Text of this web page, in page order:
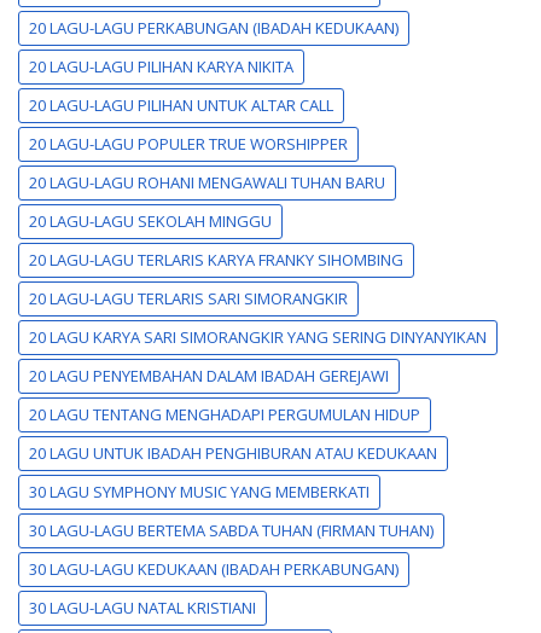
20 LAGU-LAGU PERKABUNGAN (IBADAH KEDUKAAN)
20 LAGU-LAGU PILIHAN KARYA NIKITA
20 LAGU-LAGU PILIHAN UNTUK ALTAR CALL
20 LAGU-LAGU POPULER TRUE WORSHIPPER
20 LAGU-LAGU ROHANI MENGAWALI TUHAN BARU
20 LAGU-LAGU SEKOLAH MINGGU
20 LAGU-LAGU TERLARIS KARYA FRANKY SIHOMBING
20 LAGU-LAGU TERLARIS SARI SIMORANGKIR
20 LAGU KARYA SARI SIMORANGKIR YANG SERING DINYANYIKAN
20 LAGU PENYEMBAHAN DALAM IBADAH GEREJAWI
20 LAGU TENTANG MENGHADAPI PERGUMULAN HIDUP
20 LAGU UNTUK IBADAH PENGHIBURAN ATAU KEDUKAAN
30 LAGU SYMPHONY MUSIC YANG MEMBERKATI
30 LAGU-LAGU BERTEMA SABDA TUHAN (FIRMAN TUHAN)
30 LAGU-LAGU KEDUKAAN (IBADAH PERKABUNGAN)
30 LAGU-LAGU NATAL KRISTIANI